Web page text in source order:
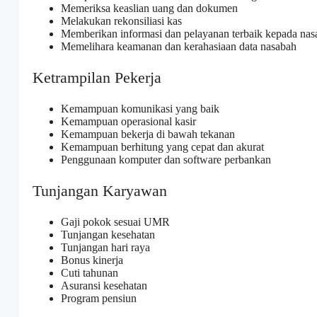
Memeriksa keaslian uang dan dokumen
Melakukan rekonsiliasi kas
Memberikan informasi dan pelayanan terbaik kepada
Memelihara keamanan dan kerahasiaan data nasabah
Ketrampilan Pekerja
Kemampuan komunikasi yang baik
Kemampuan operasional kasir
Kemampuan bekerja di bawah tekanan
Kemampuan berhitung yang cepat dan akurat
Penggunaan komputer dan software perbankan
Tunjangan Karyawan
Gaji pokok sesuai UMR
Tunjangan kesehatan
Tunjangan hari raya
Bonus kinerja
Cuti tahunan
Asuransi kesehatan
Program pensiun